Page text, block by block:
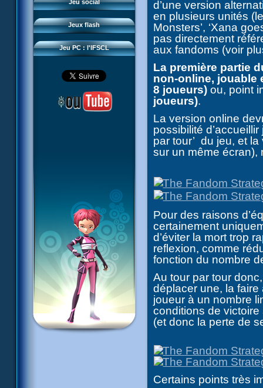
Jeu social
Jeux flash
Sector 2 Escape
Jeu PC : l'IFSCL
Téléchargements
Réseau IFSCL
d’une version
en plusieurs unités
Monsters’, ‘Xana
pas directement
aux fandoms (voir
La première partie
non-online, jouable
8 joueurs)ou, point
joueurs).
La version online
possibilité
par tour’ du jeu, et
sur un même écran),
Pour des raisons
certainement
d’éviter la mort trop
reflexion, comme
fonction du nombre
Au tour par tour
déplacer une, la
joueur à un nombre
conditions de victoire
(et donc la perte de
Certains points très